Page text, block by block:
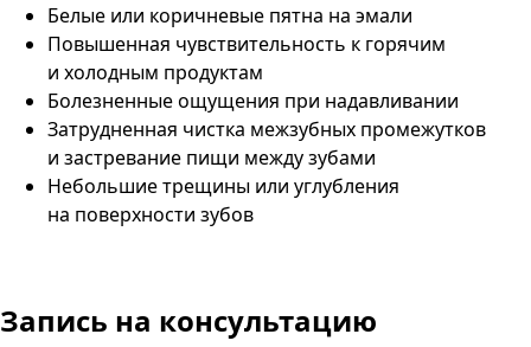
Белые или коричневые пятна на эмали
Повышенная чувствительность к горячим
и холодным продуктам
Болезненные ощущения при надавливании
Затрудненная чистка межзубных промежутков
и застревание пищи между зубами
Небольшие трещины или углубления
на поверхности зубов
Запись на консультацию